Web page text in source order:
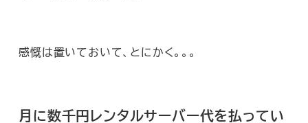
感慨は置いておいて、とにかく。。。
月に数千円レンタルサーバー代を払ってい